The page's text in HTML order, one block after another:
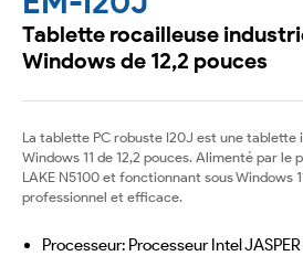
Tablette rocailleuse
Windows de 12,2 pouces
La tablette PC robuste I20J est une tablette
Windows 11 de 12,2 pouces. Alimenté par le
LAKE N5100 et fonctionnant sous Windows
professionnel et efficace.
Processeur: Processeur Intel